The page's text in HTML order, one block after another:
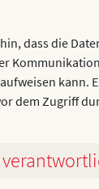
dass die
kann.
dem Zugriff